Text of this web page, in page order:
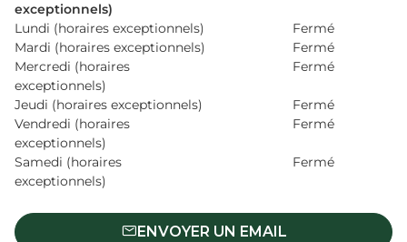
exceptionnels)
Lundi (horaires exceptionnels)
Fermé
Mardi (horaires exceptionnels)
Fermé
Mercredi (horaires
exceptionnels)
Fermé
Jeudi (horaires exceptionnels)
Fermé
Vendredi (horaires
exceptionnels)
Fermé
Samedi (horaires
exceptionnels)
Fermé
ENVOYER UN EMAIL